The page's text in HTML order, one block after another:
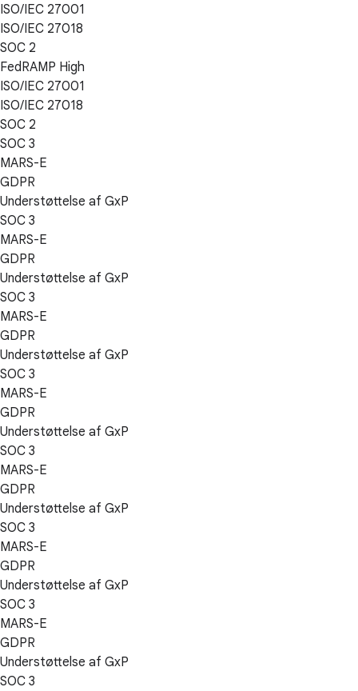
ISO/IEC 27001
ISO/IEC 27018
SOC 2
FedRAMP High
ISO/IEC 27001
ISO/IEC 27018
SOC 2
SOC 3
MARS-E
GDPR
Understøttelse af GxP
SOC 3
MARS-E
GDPR
Understøttelse af GxP
SOC 3
MARS-E
GDPR
Understøttelse af GxP
SOC 3
MARS-E
GDPR
Understøttelse af GxP
SOC 3
MARS-E
GDPR
Understøttelse af GxP
SOC 3
MARS-E
GDPR
Understøttelse af GxP
SOC 3
MARS-E
GDPR
Understøttelse af GxP
SOC 3